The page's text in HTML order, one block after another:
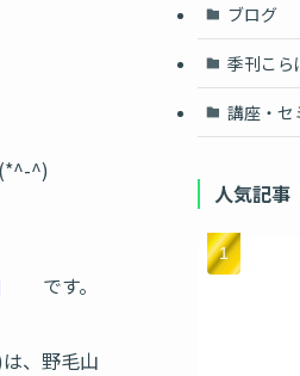
^)
です。
、野毛山
ブログ
季刊こら
講座・セ
人気記事